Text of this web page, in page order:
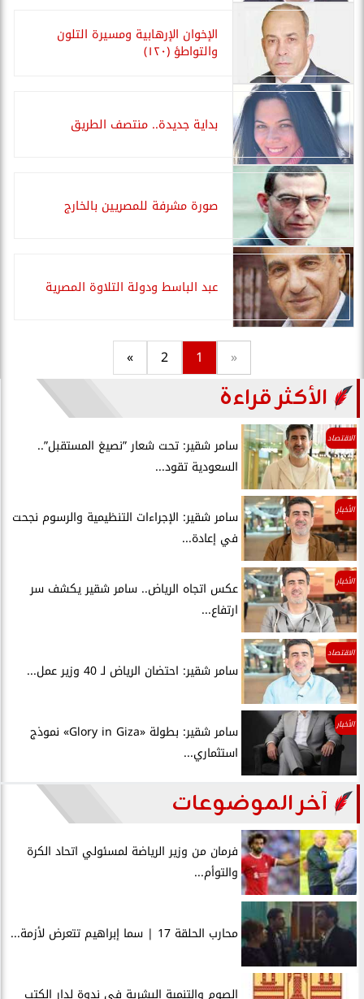
الإخوان الإرهابية ومسيرة التلون
والتواطؤ (١٢٠)
بداية جديدة.. منتصف الطريق
صورة مشرفة للمصريين بالخارج
عبد الباسط ودولة التلاوة المصرية
«
1
2
»
الأكثر قراءة
الاقتصاد
سامر شقير: تحت شعار ”نصيغ المستقبل”..
السعودية تقود...
الأخبار
سامر شقير: الإجراءات التنظيمية والرسوم نجحت
في إعادة...
الأخبار
عكس اتجاه الرياض.. سامر شقير يكشف سر
ارتفاع...
الاقتصاد
سامر شقير: احتضان الرياض لـ 40 وزير عمل...
الأخبار
سامر شقير: بطولة «Glory in Giza» نموذج
استثماري...
آخر الموضوعات
فرمان من وزير الرياضة لمسئولي اتحاد الكرة
والتوأم...
محارب الحلقة 17 | سما إبراهيم تتعرض لأزمة...